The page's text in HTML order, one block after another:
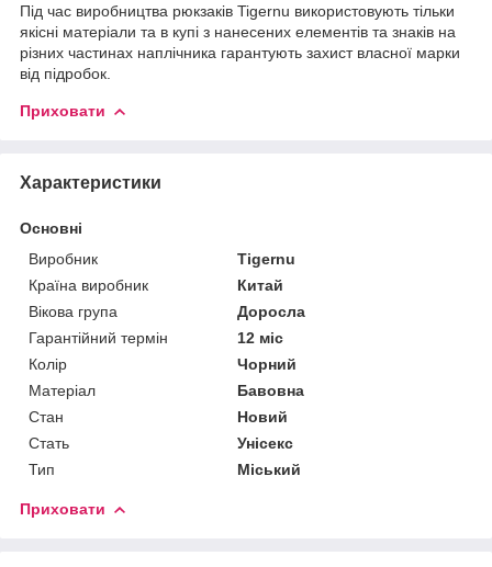
Під час виробництва рюкзаків Tigernu використовують тільки
якісні матеріали та в купі з нанесених елементів та знаків на
різних частинах наплічника гарантують захист власної марки
від підробок.
Приховати
Характеристики
Основні
Виробник
Tigernu
Країна виробник
Китай
Вікова група
Доросла
Гарантійний термін
12 міс
Колір
Чорний
Матеріал
Бавовна
Стан
Новий
Стать
Унісекс
Тип
Міський
Приховати